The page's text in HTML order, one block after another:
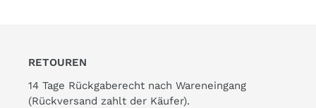
RETOUREN
14 Tage Rückgaberecht nach Wareneingang
(Rückversand zahlt der Käufer).